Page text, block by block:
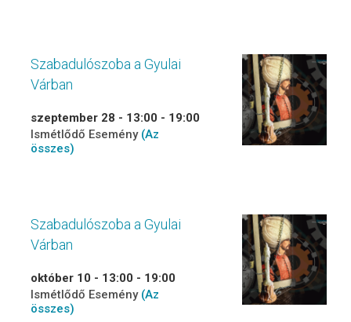
Szabadulószoba a Gyulai
Várban
szeptember 28 - 13:00 - 19:00
Ismétlődő Esemény (Az
összes)
Szabadulószoba a Gyulai
Várban
október 10 - 13:00 - 19:00
Ismétlődő Esemény (Az
összes)